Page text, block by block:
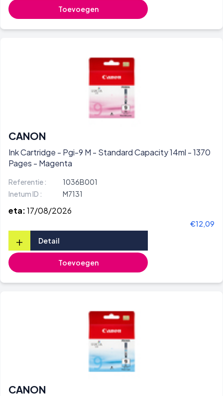
Toevoegen
CANON
Ink Cartridge - Pgi-9 M - Standard Capacity 14ml - 1370
Pages - Magenta
Referentie :
1036B001
Inetum ID :
M7131
eta:17/08/2026
€12,09
+ Detail
Toevoegen
CANON